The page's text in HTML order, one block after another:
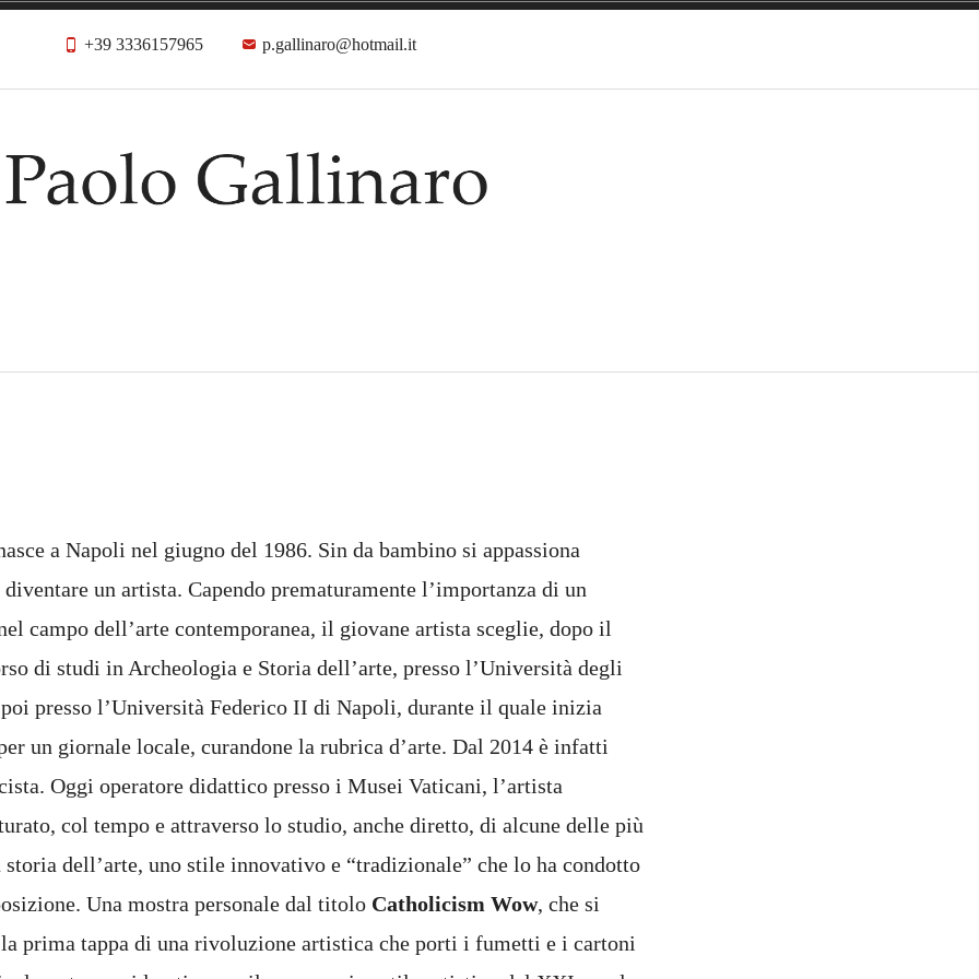
+39 3336157965 p.gallinaro@hotmail.it
a Napoli nel giugno del 1986. Sin da bambino si appassiona
un artista. Capendo prematuramente l’importanza di un
campo dell’arte contemporanea, il giovane artista sceglie, dopo il
di studi in Archeologia e Storia dell’arte, presso l’Università degli
presso l’Università Federico II di Napoli, durante il quale inizia
un giornale locale, curandone la rubrica d’arte. Dal 2014 è infatti
Oggi operatore didattico presso i Musei Vaticani, l’artista
col tempo e attraverso lo studio, anche diretto, di alcune delle più
storia dell’arte, uno stile innovativo e “tradizionale” che lo ha condotto
Una mostra personale dal titolo Catholicism Wow, che si
la prima tappa di una rivoluzione artistica che porti i fumetti e i cartoni